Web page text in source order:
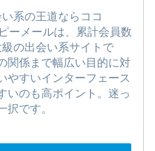
系の王道ならココ
ーメールは、累計会員数
の出会い系サイトで
関係まで幅広い目的に対
やすいインターフェース
いのも高ポイント。迷っ
択です。